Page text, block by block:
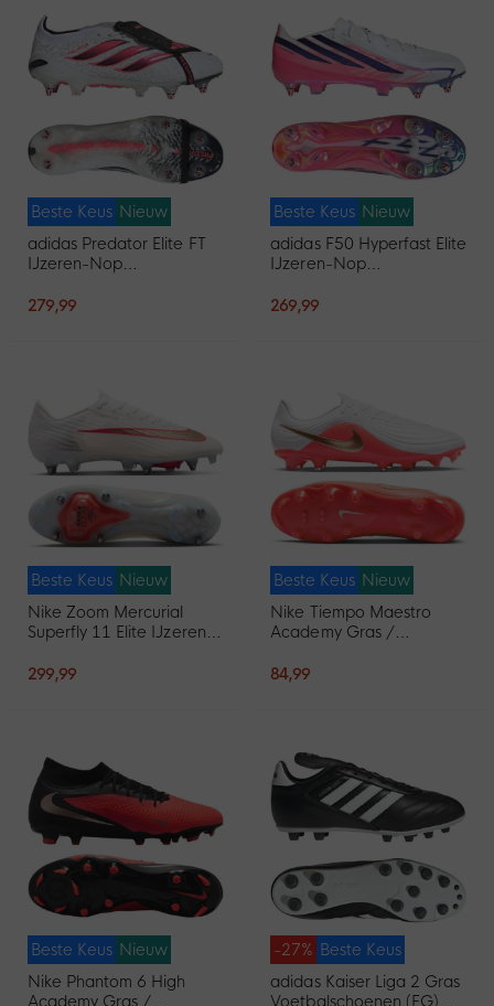
Beste Keus Nieuw
adidas Predator Elite FT
IJzeren-Nop
Wit Zwart Roze
279,99
Beste Keus Nieuw
adidas F50 Hyperfast Elite
IJzeren-Nop
Wit Paars Roze
269,99
Beste Keus Nieuw
Nike Zoom Mercurial
Superfly 11 Elite IJzeren-
(SG) Wit Felrood Goud
299,99
Beste Keus Nieuw
Nike Tiempo Maestro
Academy Gras /
Voetbalschoenen (MG)
84,99
Beste Keus Nieuw
Nike Phantom 6 High
Academy Gras /
Beste Keus
-27%
adidas Kaiser Liga 2 Gras
Voetbalschoenen (FG)